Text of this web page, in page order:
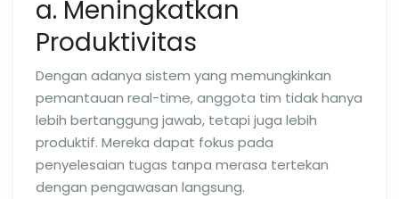
a. Meningkatkan
Produktivitas
Dengan adanya sistem yang memungkinkan
pemantauan real-time, anggota tim tidak hanya
lebih bertanggung jawab, tetapi juga lebih
produktif. Mereka dapat fokus pada
penyelesaian tugas tanpa merasa tertekan
dengan pengawasan langsung.